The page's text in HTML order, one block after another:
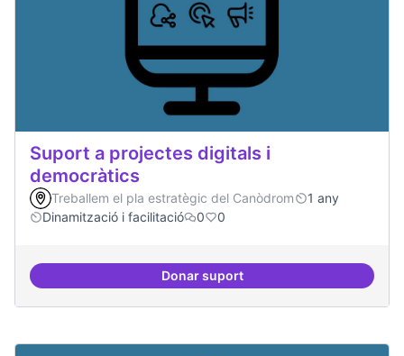
Suport a projectes digitals i
democràtics
Treballem el pla estratègic del Canòdrom
1 any
Dinamització i facilitació
0 0
Donar suportSuport a projectes digitals i